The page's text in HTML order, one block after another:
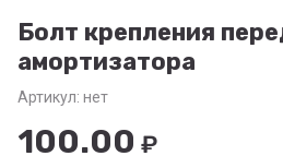
Болт крепления
амортизатора
Артикул: нет
100.00 ₽